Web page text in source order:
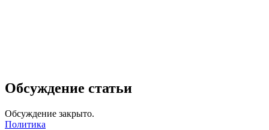
Обсуждение статьи
Обсуждение закрыто.
Политика